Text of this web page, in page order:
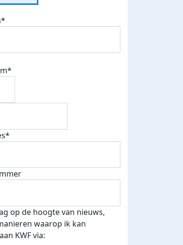
bijna, steun jij me ook?
social
Eerste 5 donaties
ontvangen
op de hoogte van nieuws,
waarop ik kan
KWF via: